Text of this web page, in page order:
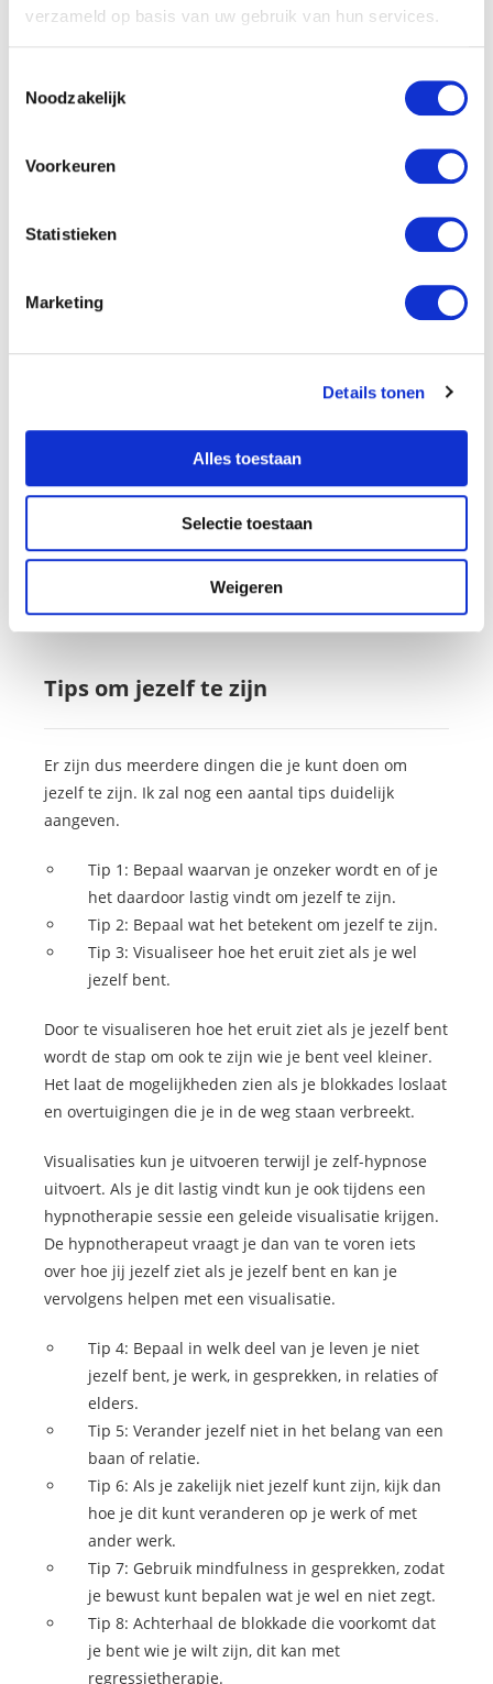
verzameld op basis van uw gebruik van hun services.
Noodzakelijk
Voorkeuren
Statistieken
Marketing
Details tonen
Alles toestaan
Selectie toestaan
Weigeren
aanpassen aan het beeld waarvan ze denken dat hun
partner moet hebben die je leuk vindt zoals je bent en
Om jezelf te zijn in een relatie kun je gebruikmaken
zich ook verdiepen.
Daarbij zal je partner het ook leuker vinden als je blij
Let er ook op dat je niet je eigen sociale leven
opgeeft voor je partner, dat is ook een deel
Daarbij helpt het ook om je partner de ruimte te geven
Dat geeft goede karma en
daardoor kun jij ook jezelf zijn.
Tips om jezelf te zijn
Er zijn dus meerdere dingen die je kunt doen om
jezelf te zijn. Ik zal nog een aantal tips duidelijk
aangeven.
Tip 1: Bepaal waarvan je onzeker wordt en of je
het daardoor lastig vindt om jezelf te zijn.
Tip 2: Bepaal wat het betekent om jezelf te zijn.
Tip 3: Visualiseer hoe het eruit ziet als je wel
jezelf bent.
Door te visualiseren hoe het eruit ziet als je jezelf bent
wordt de stap om ook te zijn wie je bent veel kleiner.
Het laat de mogelijkheden zien als je blokkades loslaat
en overtuigingen die je in de weg staan verbreekt.
Visualisaties kun je uitvoeren terwijl je zelf-hypnose
uitvoert. Als je dit lastig vindt kun je ook tijdens een
hypnotherapie sessie een geleide visualisatie krijgen.
De hypnotherapeut vraagt je dan van te voren iets
over hoe jij jezelf ziet als je jezelf bent en kan je
vervolgens helpen met een visualisatie.
Tip 4: Bepaal in welk deel van je leven je niet
jezelf bent, je werk, in gesprekken, in relaties of
elders.
Tip 5: Verander jezelf niet in het belang van een
baan of relatie.
Tip 6: Als je zakelijk niet jezelf kunt zijn, kijk dan
hoe je dit kunt veranderen op je werk of met
ander werk.
Tip 7: Gebruik mindfulness in gesprekken, zodat
je bewust kunt bepalen wat je wel en niet zegt.
Tip 8: Achterhaal de blokkade die voorkomt dat
je bent wie je wilt zijn, dit kan met
regressietherapie.